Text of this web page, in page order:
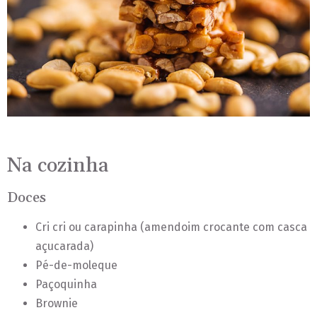
Na cozinha
Doces
Cri cri ou carapinha (amendoim crocante com casca
açucarada)
Pé-de-moleque
Paçoquinha
Brownie